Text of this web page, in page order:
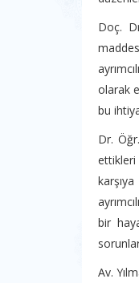
Doç.
olarak
bu
Dr.
ettikleri
bir
Av.